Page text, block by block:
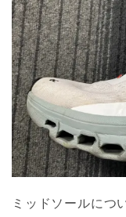
ミッドソールにつ